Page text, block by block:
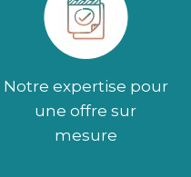
Notre expertise pour
une offre sur
mesure